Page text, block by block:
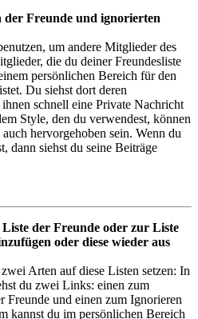
der Freunde und ignorierten
um andere Mitglieder des
die du deiner Freundesliste
persönlichen Bereich für den
Du siehst dort deren
schnell eine Private Nachricht
Style, den du verwendest, können
hervorgehoben sein. Wenn du
dann siehst du seine Beiträge
der Freunde oder zur Liste
oder diese wieder aus
Arten auf diese Listen setzen: In
du zwei Links: einen zum
Freunde und einen zum Ignorieren
kannst du im persönlichen Bereich